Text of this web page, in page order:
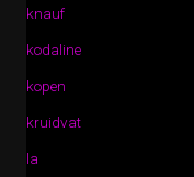
knauf
kodaline
kopen
kruidvat
la